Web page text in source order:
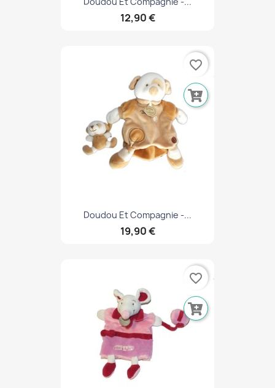
12,90 €
Doudou Et Compagnie -...
19,90 €
favorite_border
favorite_border